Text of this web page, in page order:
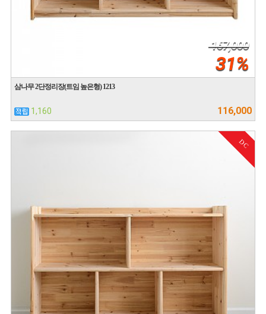
167,000
31%
삼나무 2단정리장(트임 높은형) 1213
1,160 116,000
DC